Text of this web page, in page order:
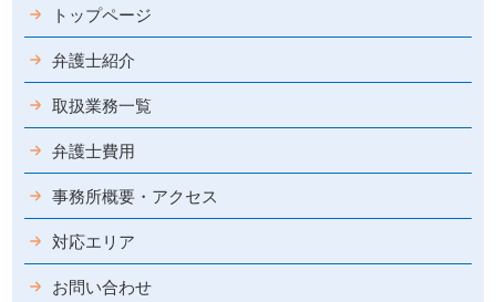
トップページ
弁護士紹介
取扱業務一覧
弁護士費用
事務所概要・アクセス
対応エリア
お問い合わせ